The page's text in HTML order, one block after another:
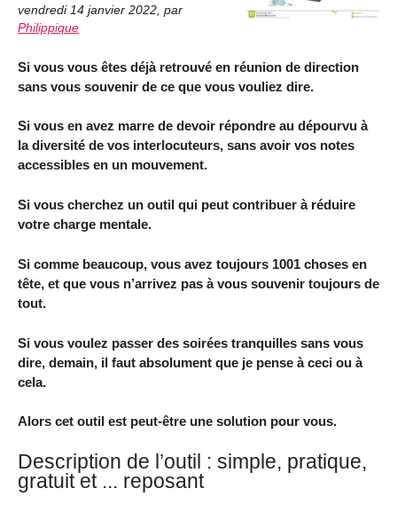
vendredi 14 janvier 2022 par
Philippique
Si vous vous êtes déjà retrouvé en réunion de direction
sans vous souvenir de ce que vous vouliez dire.
Si vous en avez marre de devoir répondre au dépourvu à
la diversité de vos interlocuteurs, sans avoir vos notes
accessibles en un mouvement.
Si vous cherchez un outil qui peut contribuer à réduire
votre charge mentale.
Si comme beaucoup, vous avez toujours 1001 choses en
tête, et que vous n’arrivez pas à vous souvenir toujours de
tout.
Si vous voulez passer des soirées tranquilles sans vous
dire, demain, il faut absolument que je pense à ceci ou à
cela.
Alors cet outil est peut-être une solution pour vous.
Description de l’outil : simple, pratique,
gratuit et ... reposant